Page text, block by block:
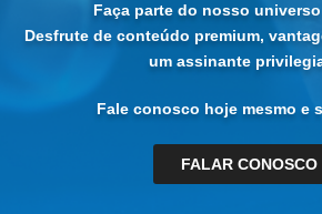
Faça parte do nosso
Desfrute de conteúdo premium,
um assinante
Fale conosco hoje mesmo e
FALAR CONOSCO